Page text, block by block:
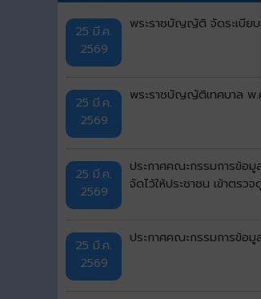
25 มี.ค.
2569
พระราชบัญญัติ จัดระเบียบ
25 มี.ค.
2569
พระราชบัญญัติเทศบาล พ.
25 มี.ค.
2569
ประกาศคณะกรรมการข้อมู
จัดไว้ให้ประชาชน เข้าตร
25 มี.ค.
2569
ประกาศคณะกรรมการข้อมู